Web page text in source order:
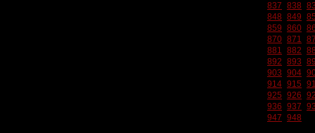
837 838
848 849
859 860
870 871
881 882
892 893
903 904
914 915
925 926
936 937
947 948